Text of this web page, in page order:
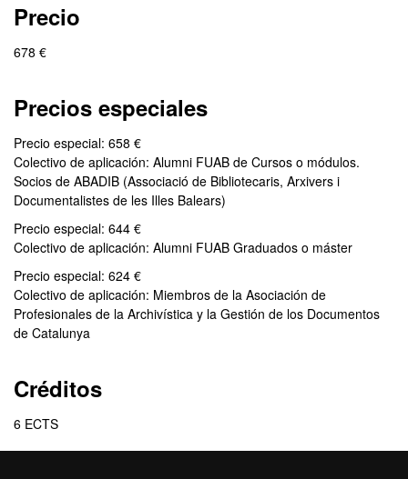
Precio
678 €
Precios especiales
Precio especial: 658 €
Colectivo de aplicación: Alumni FUAB de Cursos o módulos.
Socios de ABADIB (Associació de Bibliotecaris, Arxivers i
Documentalistes de les Illes Balears)
Precio especial: 644 €
Colectivo de aplicación: Alumni FUAB Graduados o máster
Precio especial: 624 €
Colectivo de aplicación: Miembros de la Asociación de
Profesionales de la Archivística y la Gestión de los Documentos
de Catalunya
Créditos
6 ECTS